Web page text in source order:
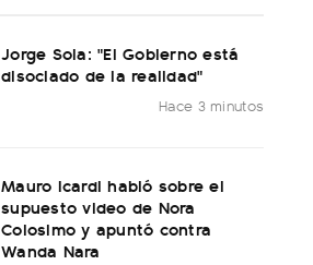
Jorge Sola: "El Gobierno está
disociado de la realidad"
Hace 3 minutos
Mauro Icardi habló sobre el
supuesto video de Nora
Colosimo y apuntó contra
Wanda Nara